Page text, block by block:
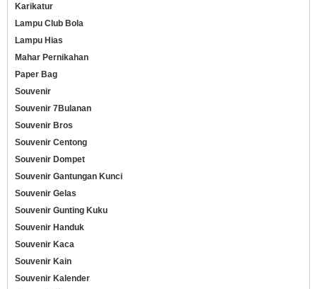
Karikatur
Lampu Club Bola
Lampu Hias
Mahar Pernikahan
Paper Bag
Souvenir
Souvenir 7Bulanan
Souvenir Bros
Souvenir Centong
Souvenir Dompet
Souvenir Gantungan Kunci
Souvenir Gelas
Souvenir Gunting Kuku
Souvenir Handuk
Souvenir Kaca
Souvenir Kain
Souvenir Kalender